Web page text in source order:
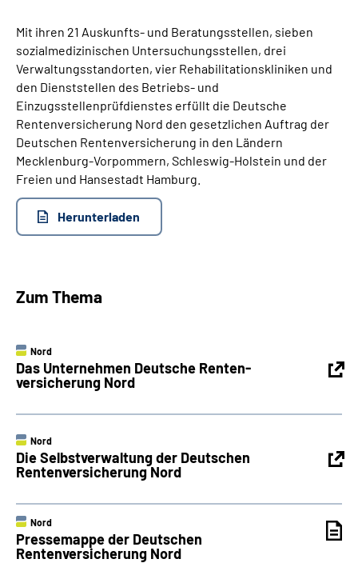
Online-Services
Suche
Language
Inhalte in Gebärdensprache (DGS)
Leichte Sprache
Mit ihren 21 Auskunfts- und Beratungsstellen, sieben
sozialmedizinischen Untersuchungsstellen, drei
Verwaltungsstandorten, vier Rehabilitationskliniken und
den Dienststellen des Betriebs- und
Einzugsstellenprüfdienstes erfüllt die Deutsche
Rentenversicherung Nord den gesetzlichen Auftrag der
Deutschen Rentenversicherung in den Ländern
Mecklenburg-Vorpommern, Schleswig-Holstein und der
Freien und Hansestadt Hamburg.
Herunterladen
Zum Thema
Nord
Das Unternehmen Deutsche Renten­
versicherung Nord
Nord
Die Selbstverwaltung der Deutschen
Rentenversicherung Nord
Nord
Pressemappe der Deutschen
Rentenversicherung Nord